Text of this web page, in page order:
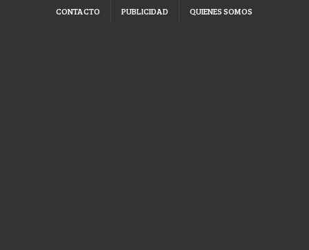
CONTACTO PUBLICIDAD QUIENES SOMOS